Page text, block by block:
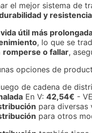
el mejor sistema de
y resistencia
vida útil más
, lo que se
romperse o fallar,
opciones de
de cadena de
En V: 42,54€ -
para diversas
para otros